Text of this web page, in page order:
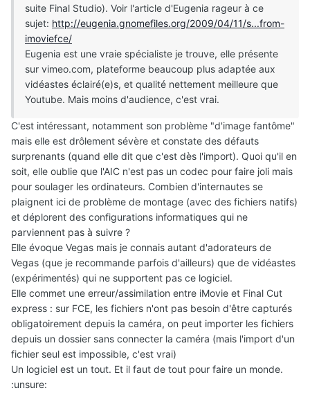
suite Final Studio). Voir l'article d'Eugenia rageur à ce
sujet: http://eugenia.gnomefiles.org/2009/04/11/s...from-
imoviefce/
Eugenia est une vraie spécialiste je trouve, elle présente
sur vimeo.com, plateforme beaucoup plus adaptée aux
vidéastes éclairé(e)s, et qualité nettement meilleure que
Youtube. Mais moins d'audience, c'est vrai.
C'est intéressant, notamment son problème "d'image fantôme"
mais elle est drôlement sévère et constate des défauts
surprenants (quand elle dit que c'est dès l'import). Quoi qu'il en
soit, elle oublie que l'AIC n'est pas un codec pour faire joli mais
pour soulager les ordinateurs. Combien d'internautes se
plaignent ici de problème de montage (avec des fichiers natifs)
et déplorent des configurations informatiques qui ne
parviennent pas à suivre ?
Elle évoque Vegas mais je connais autant d'adorateurs de
Vegas (que je recommande parfois d'ailleurs) que de vidéastes
(expérimentés) qui ne supportent pas ce logiciel.
Elle commet une erreur/assimilation entre iMovie et Final Cut
express : sur FCE, les fichiers n'ont pas besoin d'être capturés
obligatoirement depuis la caméra, on peut importer les fichiers
depuis un dossier sans connecter la caméra (mais l'import d'un
fichier seul est impossible, c'est vrai)
Un logiciel est un tout. Et il faut de tout pour faire un monde.
:unsure: